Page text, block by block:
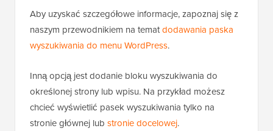
Aby uzyskać szczegółowe informacje, zapoznaj się z
naszym przewodnikiem na tematdodawania paska
wyszukiwania do menu WordPress.
Inną opcją jest dodanie bloku wyszukiwania do
określonej strony lub wpisu. Na przykład możesz
chcieć wyświetlić pasek wyszukiwania tylko na
stronie głównej lub stronie docelowej.